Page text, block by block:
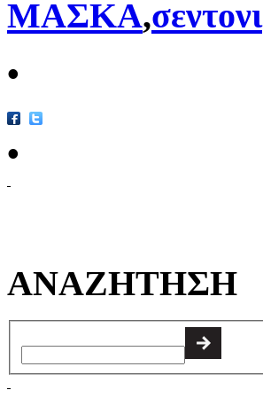
ΜΑΣΚΑ,σεντονι
•
•
ΑΝΑΖΗΤΗΣΗ